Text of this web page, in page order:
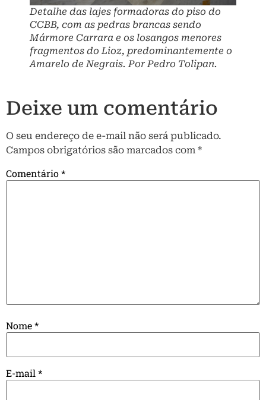
Detalhe das lajes formadoras do piso do
CCBB, com as pedras brancas sendo
Mármore Carrara e os losangos menores
fragmentos do Lioz, predominantemente o
Amarelo de Negrais. Por Pedro Tolipan.
Deixe um comentário
O seu endereço de e-mail não será publicado.
Campos obrigatórios são marcados com *
Comentário*
Nome*
E-mail *